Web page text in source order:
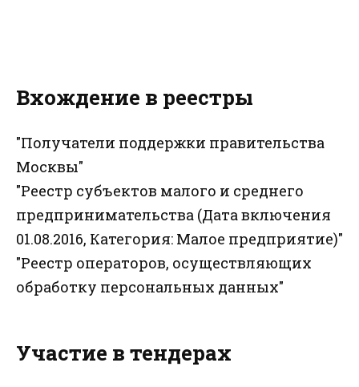
Вхождение в реестры
"Получатели поддержки правительства
Москвы"
"Реестр субъектов малого и среднего
предпринимательства (Дата включения
01.08.2016, Категория: Малое предприятие)"
"Реестр операторов, осуществляющих
обработку персональных данных"
Участие в тендерах